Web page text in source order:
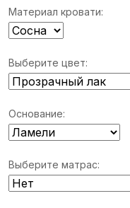
Материал кровати:
Выберите цвет:
Основание:
Выберите матрас: